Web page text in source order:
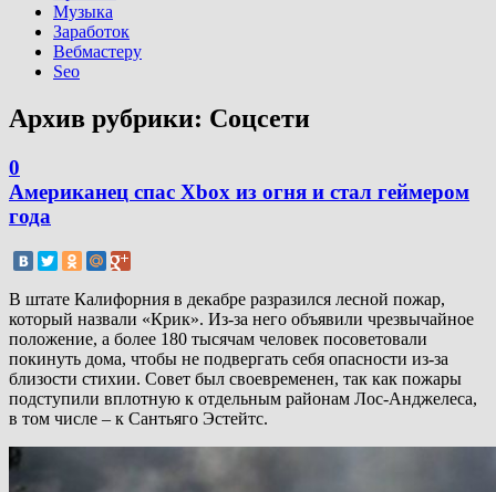
Музыка
Заработок
Вебмастеру
Seo
Архив рубрики: Соцсети
0
Американец спас Xbox из огня и стал геймером
года
В штате Калифорния в декабре разразился лесной пожар,
который назвали «Крик». Из-за него объявили чрезвычайное
положение, а более 180 тысячам человек посоветовали
покинуть дома, чтобы не подвергать себя опасности из-за
близости стихии. Совет был своевременен, так как пожары
подступили вплотную к отдельным районам Лос-Анджелеса,
в том числе – к Сантьяго Эстейтс.